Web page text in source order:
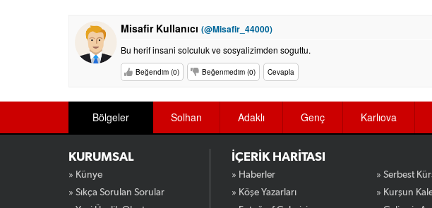
Misafir Kullanıcı (@Misafir_44000)
Bu herif insani solculuk ve sosyalizimden soguttu.
Beğendim (0) Beğenmedim (0) Cevapla
Bölgeler Solhan Adaklı Genç Karlıova
KURUMSAL
» Künye
» Sıkça Sorulan Sorular
İÇERİK HARİTASI
» Haberler
» Köşe Yazarları
» Serbest
» Kurşun